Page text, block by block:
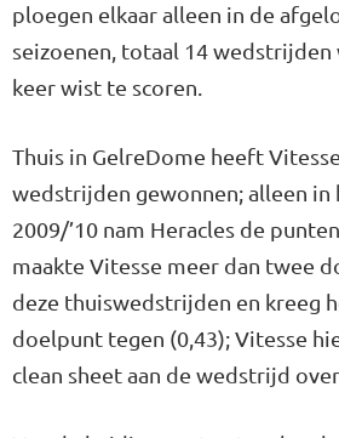
ploegen elkaar alleen in de
seizoenen, totaal 14 wedstrijden
keer wist te scoren.
Thuis in GelreDome heeft
wedstrijden gewonnen; alleen in
2009/’10 nam Heracles de
maakte Vitesse meer dan twee
deze thuiswedstrijden en kreeg
doelpunt tegen (0,43); Vitesse
clean sheet aan de wedstrijd